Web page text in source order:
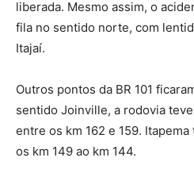
liberada. Mesmo assim, o
fila no sentido norte, com
Itajaí.
Outros pontos da BR 101
sentido Joinville, a rodovia
entre os km 162 e 159.
os km 149 ao km 144.